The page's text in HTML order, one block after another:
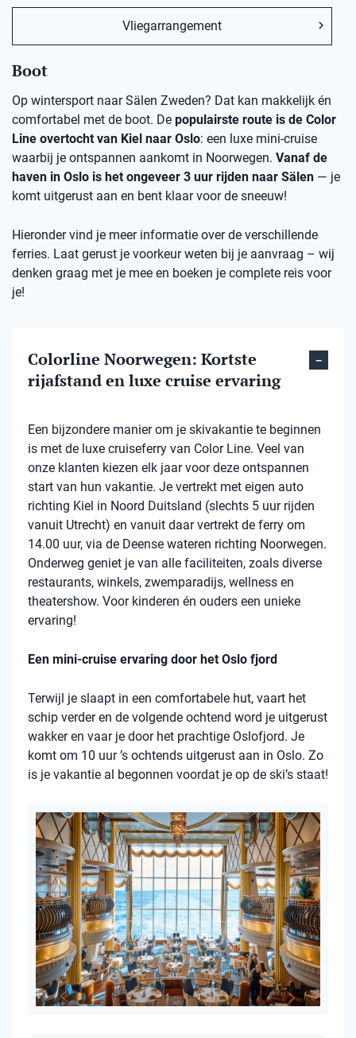
Vliegarrangement
Boot
Op wintersport naar Sälen Zweden? Dat kan makkelijk én
comfortabel met de boot. De populairste route is de Color
Line overtocht van Kiel naar Oslo: een luxe mini-cruise
waarbij je ontspannen aankomt in Noorwegen. Vanaf de
haven in Oslo is het ongeveer 3 uur rijden naar Sälen — je
komt uitgerust aan en bent klaar voor de sneeuw!
Hieronder vind je meer informatie over de verschillende
ferries. Laat gerust je voorkeur weten bij je aanvraag – wij
denken graag met je mee en boeken je complete reis voor
je!
Colorline Noorwegen: Kortste
rijafstand en luxe cruise ervaring
Een bijzondere manier om je skivakantie te beginnen
is met de luxe cruiseferry van Color Line. Veel van
onze klanten kiezen elk jaar voor deze ontspannen
start van hun vakantie. Je vertrekt met eigen auto
richting Kiel in Noord Duitsland (slechts 5 uur rijden
vanuit Utrecht) en vanuit daar vertrekt de ferry om
14.00 uur, via de Deense wateren richting Noorwegen.
Onderweg geniet je van alle faciliteiten, zoals diverse
restaurants, winkels, zwemparadijs, wellness en
theatershow. Voor kinderen én ouders een unieke
ervaring!
Een mini-cruise ervaring door het Oslo fjord
Terwijl je slaapt in een comfortabele hut, vaart het
schip verder en de volgende ochtend word je uitgerust
wakker en vaar je door het prachtige Oslofjord. Je
komt om 10 uur ’s ochtends uitgerust aan in Oslo. Zo
is je vakantie al begonnen voordat je op de ski’s staat!